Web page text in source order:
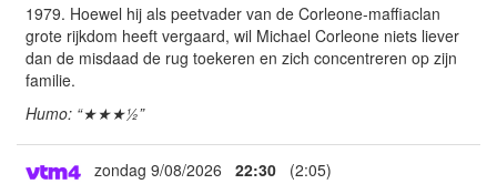
1979. Hoewel hij als peetvader van de Corleone-maffiaclan
grote rijkdom heeft vergaard, wil Michael Corleone niets liever
dan de misdaad de rug toekeren en zich concentreren op zijn
familie.
Humo: “★★★½”
zondag 9/08/2026 22:30 (2:05)